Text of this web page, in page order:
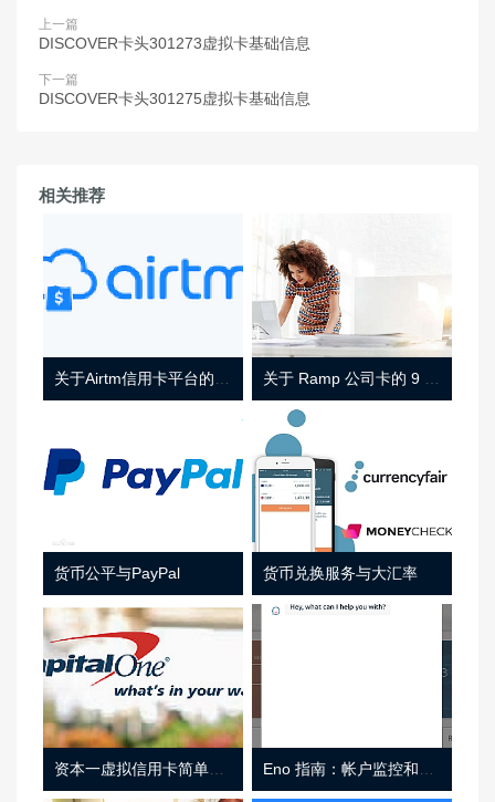
上一篇
DISCOVER卡头301273虚拟卡基础信息
下一篇
DISCOVER卡头301275虚拟卡基础信息
相关推荐
货币公平与PayPal 货币兑换服务与大汇率
资本一虚拟信用卡简单介绍